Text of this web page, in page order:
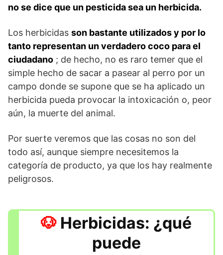
no se dice que un pesticida sea un herbicida.
Los herbicidas son bastante utilizados y por lo
tanto representan un verdadero coco para el
ciudadano ; de hecho, no es raro temer que el
simple hecho de sacar a pasear al perro por un
campo donde se supone que se ha aplicado un
herbicida pueda provocar la intoxicación o, peor
aún, la muerte del animal.
Por suerte veremos que las cosas no son del
todo así, aunque siempre necesitemos la
categoría de producto, ya que los hay realmente
peligrosos.
Herbicidas: ¿qué
puede